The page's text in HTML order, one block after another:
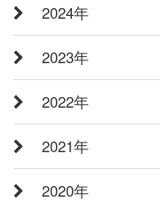
2024年
2023年
2022年
2021年
2020年